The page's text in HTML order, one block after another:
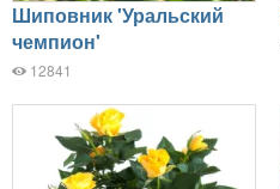
Шиповник 'Уральский
чемпион'
12841